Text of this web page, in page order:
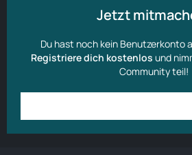
Jetzt
Du hast noch kein Benutzerkonto
Registriere dich kostenlos und
Community teil!